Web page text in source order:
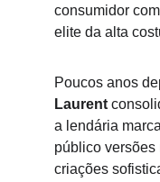
consumidor
elite da alta
Poucos anos
Laurent
a lendária marca
público
criações